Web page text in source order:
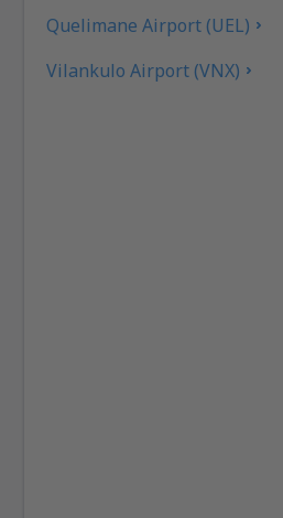
Quelimane Airport (UEL)
Vilankulo Airport (VNX)